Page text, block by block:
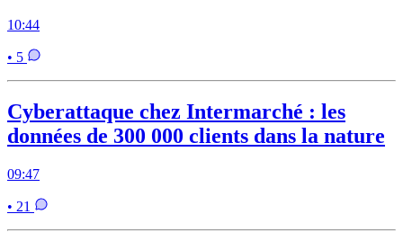
10:44
• 5
Cyberattaque chez Intermarché : les
données de 300 000 clients dans la nature
09:47
• 21